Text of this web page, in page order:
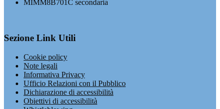
MIMM8B701C secondaria
Sezione Link Utili
Cookie policy
Note legali
Informativa Privacy
Ufficio Relazioni con il Pubblico
Dichiarazione di accessibilità
Obiettivi di accessibilità